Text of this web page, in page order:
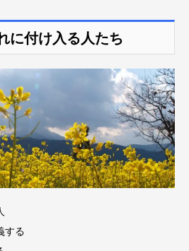
に付け入る人たち
する